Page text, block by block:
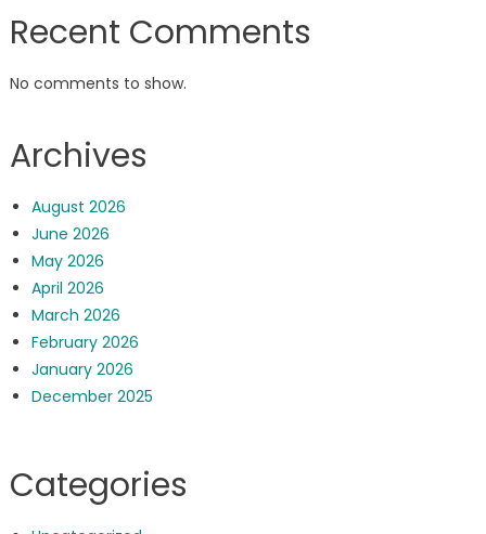
Recent Comments
No comments to show.
Archives
August 2026
June 2026
May 2026
April 2026
March 2026
February 2026
January 2026
December 2025
Categories